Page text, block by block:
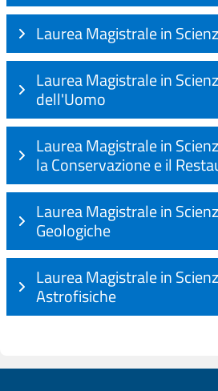
Laurea Magistrale in
Laurea Magistrale in
dell'Uomo
Laurea Magistrale in
la Conservazione e il
Laurea Magistrale in
Geologiche
Laurea Magistrale in
Astrofisiche